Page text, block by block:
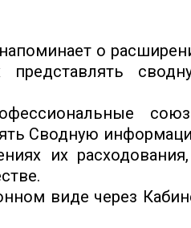
о
представлять
Сводную
их
виде через